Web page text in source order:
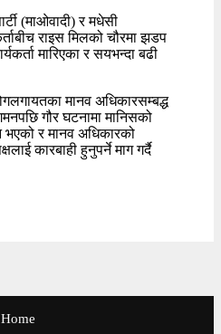
(माओवादी) र मधेसी
राइस मिलको चौरमा झडप
मारिएका र सयभन्दा बढी
मानव अधिकारसम्बद्ध
गौर घटनामा मानिसको
भएको र मानव अधिकारको
कारबाही हुनुपर्ने माग गर्दै
Home